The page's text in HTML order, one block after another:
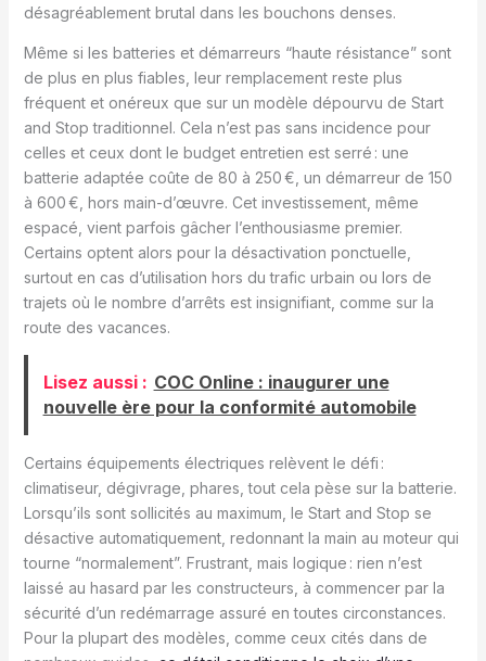
désagréablement brutal dans les bouchons denses.
Même si les batteries et démarreurs “haute résistance” sont
de plus en plus fiables, leur remplacement reste plus
fréquent et onéreux que sur un modèle dépourvu de Start
and Stop traditionnel. Cela n’est pas sans incidence pour
celles et ceux dont le budget entretien est serré : une
batterie adaptée coûte de 80 à 250 €, un démarreur de 150
à 600 €, hors main-d’œuvre. Cet investissement, même
espacé, vient parfois gâcher l’enthousiasme premier.
Certains optent alors pour la désactivation ponctuelle,
surtout en cas d’utilisation hors du trafic urbain ou lors de
trajets où le nombre d’arrêts est insignifiant, comme sur la
route des vacances.
Lisez aussi : COC Online : inaugurer une
nouvelle ère pour la conformité automobile
Certains équipements électriques relèvent le défi :
climatiseur, dégivrage, phares, tout cela pèse sur la batterie.
Lorsqu’ils sont sollicités au maximum, le Start and Stop se
désactive automatiquement, redonnant la main au moteur qui
tourne “normalement”. Frustrant, mais logique : rien n’est
laissé au hasard par les constructeurs, à commencer par la
sécurité d’un redémarrage assuré en toutes circonstances.
Pour la plupart des modèles, comme ceux cités dans de